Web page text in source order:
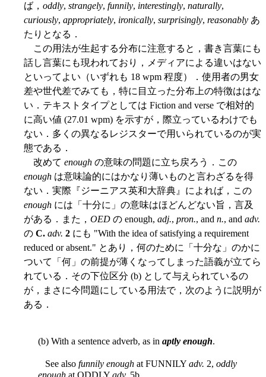
ば， oddly, strangely, funnily, interestingly, naturally,
curiously, appropriately, ironically, surprisingly, reasonably あ
たりとなる．
この用法が生起する分布に注意すると，書き言葉にも
話し言葉にも現われており，メディアによる違いはない
といってよい（いずれも 18 wpm 程度）．使用者の男女
差や世代差でみても，特に目立った分布上の特徴ははな
い．テキストタイプとしては Fiction and verse で相対的
に高い値 (27.01 wpm) を示すが，際立っているわけでも
ない．多くの異なるレジスターで用いられているのが実
態である．
改めて enough の意味の問題に立ち戻ろう．この
enough は意味論的にはかなり薄いものと言わざるを得
ない．実際『ジーニアス英和大辞典』によれば，この
enough には「十分に」の意味はほどんどない旨，言及
がある．また， OED の enough, adj., pron., and n., and adv.
の C. adv. 2 にも "With the idea of satisfying a requirement
reduced or absent." とあり，何のために「十分な」のかに
ついて「何」の前提が薄くなってしまった語義が立てら
れている．その下位区分 (b) として与えられているの
が，まさに今問題にしている用法で，次のように説明が
ある．
(b) With a sentence adverb, as in aptly enough.
See also funnily enough at FUNNILY adv. 2, oddly